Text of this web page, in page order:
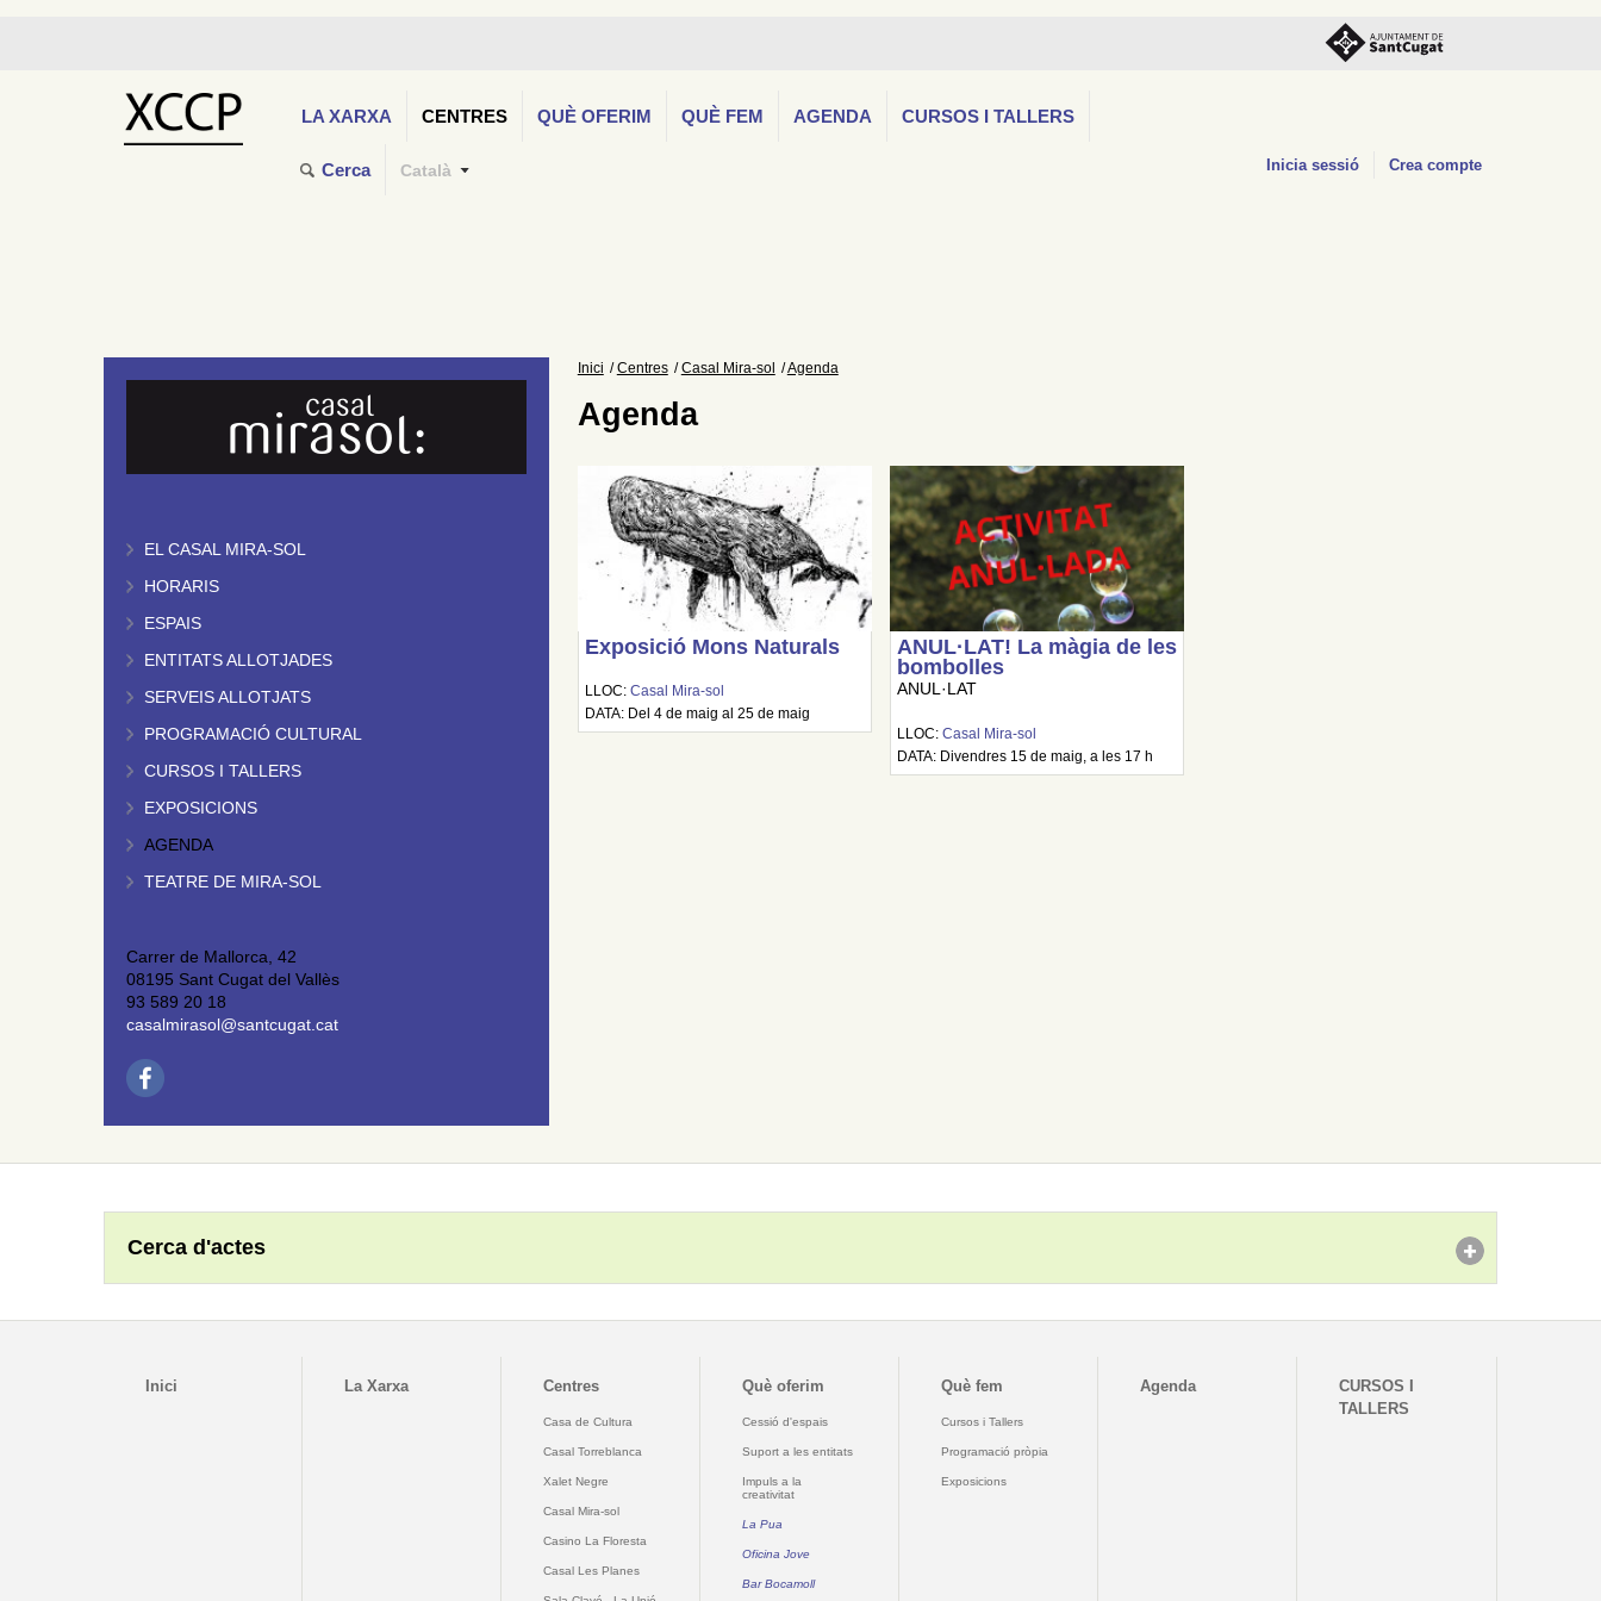
LA XARXA CENTRES QUÈ OFERIM QUÈ FEM AGENDA CURSOS I TALLERS
Cerca Català Inicia sessió Crea compte
EL CASAL MIRA-SOL
HORARIS
ESPAIS
ENTITATS ALLOTJADES
SERVEIS ALLOTJATS
PROGRAMACIÓ CULTURAL
CURSOS I TALLERS
EXPOSICIONS
AGENDA
TEATRE DE MIRA-SOL
Carrer de Mallorca, 42
08195 Sant Cugat del Vallès
93 589 20 18
casalmirasol@santcugat.cat
Inici Centres Casal Mira-sol Agenda
Agenda
Exposició Mons Naturals
LLOC: Casal Mira-sol
DATA: Del 4 de maig al 25 de maig
ANUL·LAT! La màgia de les
bombolles
ANUL·LAT
LLOC:Casal Mira-sol
DATA: Divendres 15 de maig, a les 17 h
Cerca d'actes
Inici La Xarxa Centres
Casa de Cultura
Casal Torreblanca
Xalet Negre
Casal Mira-sol
Casino La Floresta
Casal Les Planes
Què oferim
Cessió d'espais
Suport a les entitats
Impuls a la
creativitat
La Pua
Oficina Jove
Bar Bocamoll
Què fem
Cursos i Tallers
Programació pròpia
Exposicions
Agenda
CURSOS I
TALLERS